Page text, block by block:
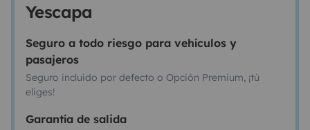
Yescapa
Seguro a todo riesgo para vehículos y
pasajeros
Seguro incluido por defecto o Opción Premium, ¡tú
eliges!
Garantía de salida